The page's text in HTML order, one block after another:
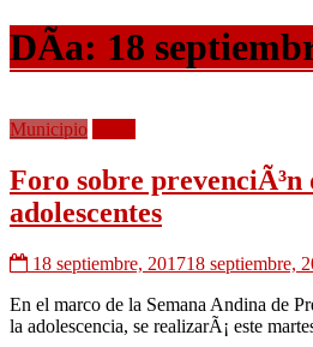
DÃ­a: 18
Municipio
Foro sobre prevenciÃ³n
adolescentes
18 septiembre, 201718 septiembre,
En el marco de la Semana Andina de
la adolescencia, se realizarÃ¡ este